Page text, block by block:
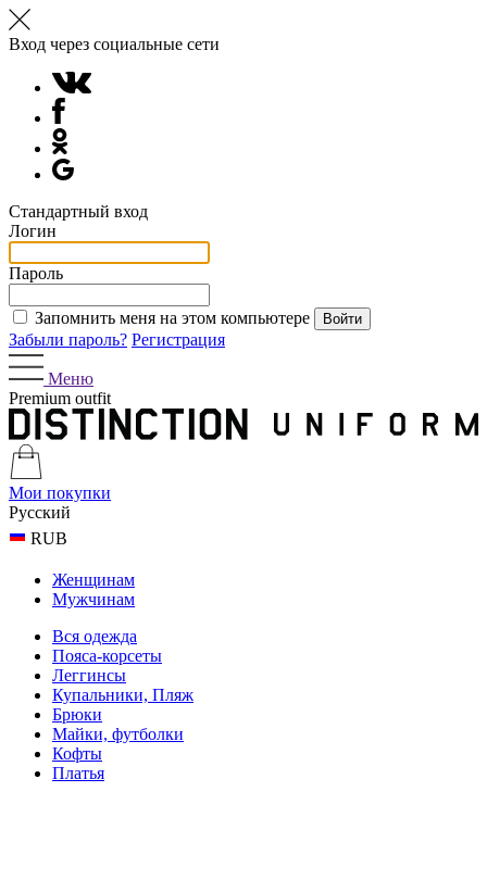
Вход через социальные сети
Стандартный вход
Логин
Пароль
Запомнить меня на этом компьютере
Забыли пароль? Регистрация
Меню
Premium outfit
Мои покупки
Русский
RUB
Женщинам
Мужчинам
Вся одежда
Пояса-корсеты
Леггинсы
Купальники, Пляж
Брюки
Майки, футболки
Кофты
Платья